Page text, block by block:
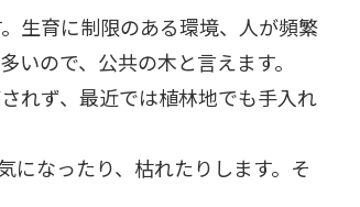
生育に制限のある環境、人が頻繁
ので、公共の木と言えます。
れず、最近では植林地でも手入れ
になったり、枯れたりします。そ